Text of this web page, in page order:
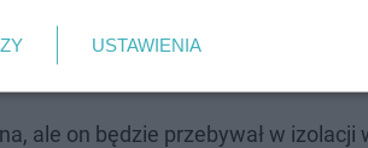
ale on będzie przebywał w izolacji
USTAWIENIA